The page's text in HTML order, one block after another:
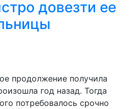
довезти ее
продолжение получила
год назад. Тогда
потребовалось срочно